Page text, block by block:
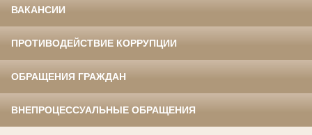
ВАКАНСИИ
ПРОТИВОДЕЙСТВИЕ КОРРУПЦИИ
ОБРАЩЕНИЯ ГРАЖДАН
ВНЕПРОЦЕССУАЛЬНЫЕ ОБРАЩЕНИЯ